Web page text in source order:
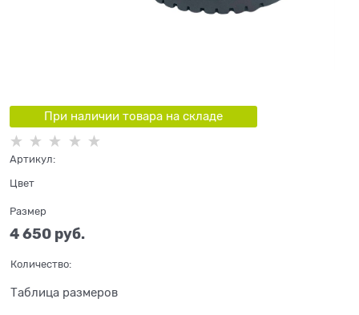
При наличии товара на складе
Артикул:
Цвет
Размер
4 650 руб.
Количество:
Таблица размеров